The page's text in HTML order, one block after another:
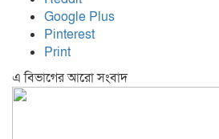
Google Plus
Pinterest
Print
এ বিভাগের আরো সংবাদ